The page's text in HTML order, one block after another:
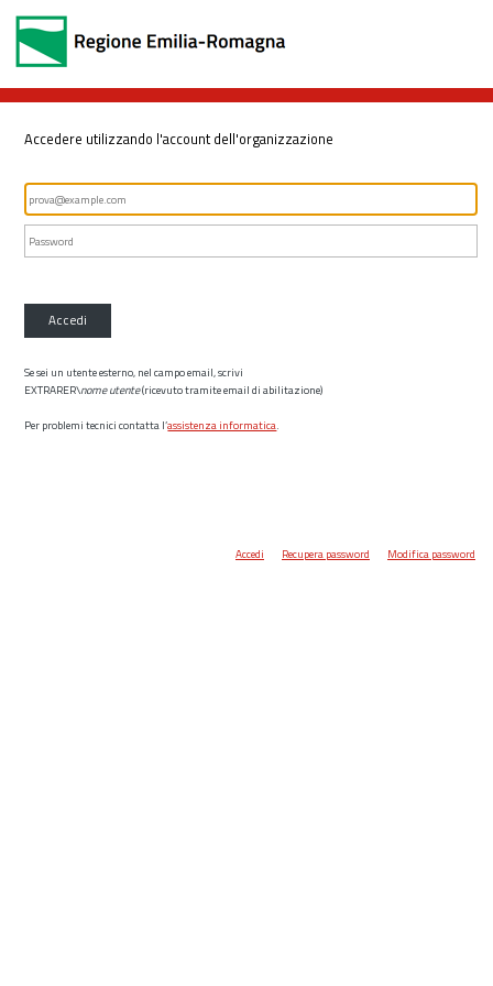
Accedere utilizzando l'account dell'organizzazione
Accedi
Se sei un utente esterno, nel campo email, scrivi
EXTRARER\nome utente(ricevuto tramite email di abilitazione)
Per problemi tecnici contatta l’assistenza informatica.
Accedi Recupera password Modifica password